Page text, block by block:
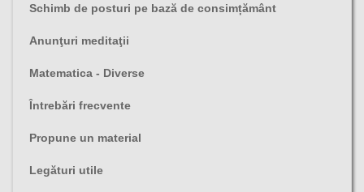
Schimb de posturi pe bază de consimțământ
Anunţuri meditaţii
Matematica - Diverse
Întrebări frecvente
Propune un material
Legături utile